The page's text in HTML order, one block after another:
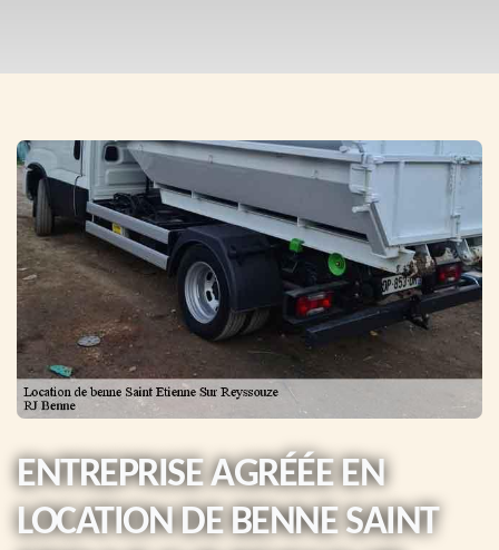
ENTREPRISE AGRÉÉE EN
LOCATION DE BENNE SAINT